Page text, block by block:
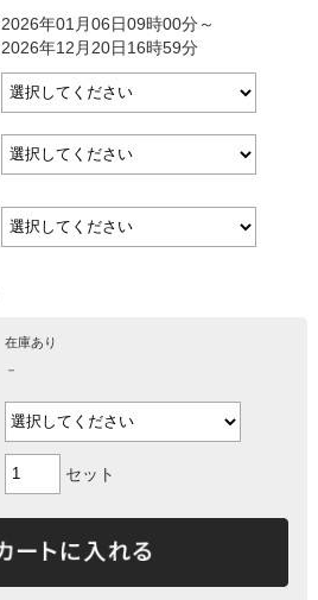
2026年01月06日09時00分～
2026年12月20日16時59分
在庫あり
－
セット